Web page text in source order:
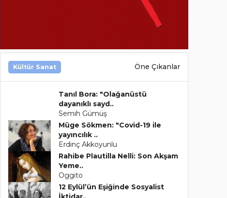
Kültür Sanat Öne Çıkanlar
Tanıl Bora: "Olağanüstü
dayanıklı sayd..
Semih Gümüş
Müge Sökmen: "Covid-19 ile
yayıncılık ..
Erdinç Akkoyunlu
Rahibe Plautilla Nelli: Son Akşam
Yeme..
Oggito
12 Eylül’ün Eşiğinde Sosyalist